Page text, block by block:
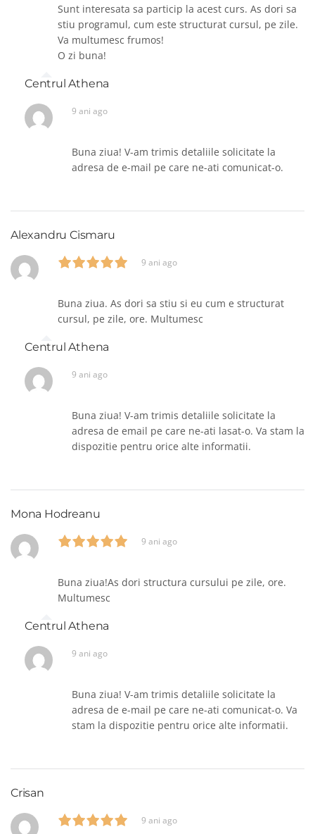
Sunt interesata sa particip la acest curs. As dori sa
stiu programul, cum este structurat cursul, pe zile.
Va multumesc frumos!
O zi buna!
Centrul Athena
9 ani ago
Buna ziua! V-am trimis detaliile solicitate la
adresa de e-mail pe care ne-ati comunicat-o.
Alexandru Cismaru
9 ani ago
Buna ziua. As dori sa stiu si eu cum e structurat
cursul, pe zile, ore. Multumesc
Centrul Athena
9 ani ago
Buna ziua! V-am trimis detaliile solicitate la
adresa de email pe care ne-ati lasat-o. Va stam la
dispozitie pentru orice alte informatii.
Mona Hodreanu
9 ani ago
Buna ziua!As dori structura cursului pe zile, ore.
Multumesc
Centrul Athena
9 ani ago
Buna ziua! V-am trimis detaliile solicitate la
adresa de e-mail pe care ne-ati comunicat-o. Va
stam la dispozitie pentru orice alte informatii.
Crisan
9 ani ago